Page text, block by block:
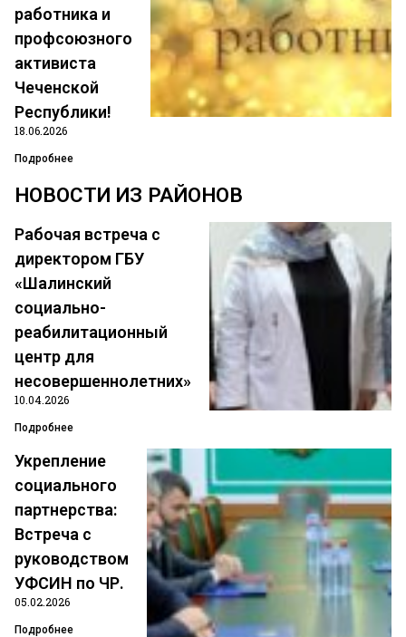
Танкаев Хаваж Анзорович
Уполномоченный по территориальным организациям
Республиканской организации Профсоюза
Тел.: 8 (963) 588-59-41;
E-Mail: chro.prgu@mail.ru;
Профсоюзный актив Ачхой-
Мартановского района обсудил
развитие наставничества в
социальной сфере
В первичной профсоюзной организации
Государственного бюджетного учреждения
«Комплексный центр социального обслуживания
населения» Ачхой-Мартановского района
состоялось значимое мероприятие, посвященное
подготовке к Всероссийской акции профсоюзов «За
работника и
профсоюзного
активиста
Чеченской
Республики!
18.06.2026
Подробнее
НОВОСТИ ИЗ РАЙОНОВ
Рабочая встреча с
директором ГБУ
«Шалинский
социально-
реабилитационный
центр для
несовершеннолетних»
10.04.2026
Подробнее
Укрепление
социального
партнерства:
Встреча с
руководством
УФСИН по ЧР.
05.02.2026
Подробнее